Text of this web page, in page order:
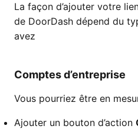
La façon d’ajouter votre
de DoorDash dépend du
avez
Comptes d’entreprise
Vous pourriez être en
Ajouter un bouton d’action